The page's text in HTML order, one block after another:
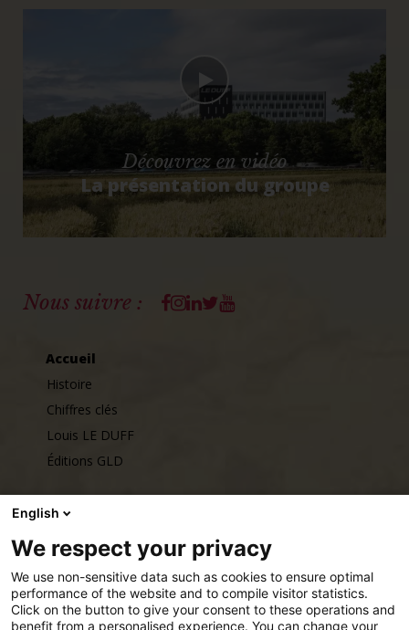
Découvrez en vidéo
La présentation du groupe
Nous suivre : Facebook
Instagram
Linkedin
Twitter
Youtube
Accueil
Histoire
Chiffres clés
Louis LE DUFF
Éditions GLD
Talents
Nous rejoindre
Nos implantations
Actualités
English
We respect your privacy
We use non-sensitive data such as cookies to ensure optimal
performance of the website and to compile visitor statistics.
Click on the button to give your consent to these operations and
benefit from a personalised experience. You can change your